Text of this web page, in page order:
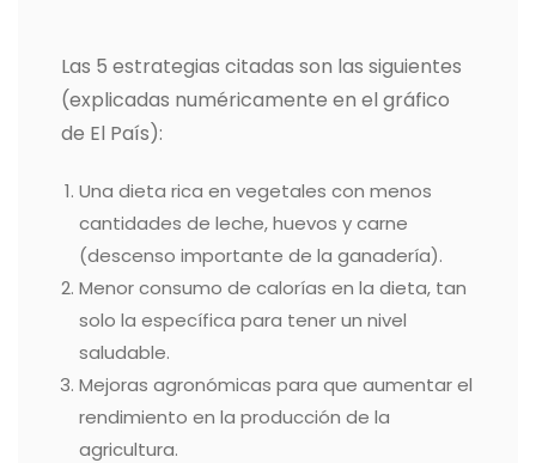
Las 5 estrategias citadas son las siguientes
(explicadas numéricamente en el gráfico
de El País):
Una dieta rica en vegetales con menos
cantidades de leche, huevos y carne
(descenso importante de la ganadería).
Menor consumo de calorías en la dieta, tan
solo la específica para tener un nivel
saludable.
Mejoras agronómicas para que aumentar el
rendimiento en la producción de la
agricultura.